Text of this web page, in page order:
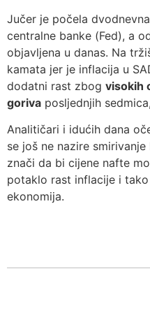
Jučer je počela
centralne banke (Fed), a
objavljena u danas. Na
kamata jer je inflacija u
dodatni rast zbog visokih
goriva posljednjih
Analitičari i idućih dana
se još ne nazire
znači da bi cijene nafte
potaklo rast inflacije i
ekonomija.